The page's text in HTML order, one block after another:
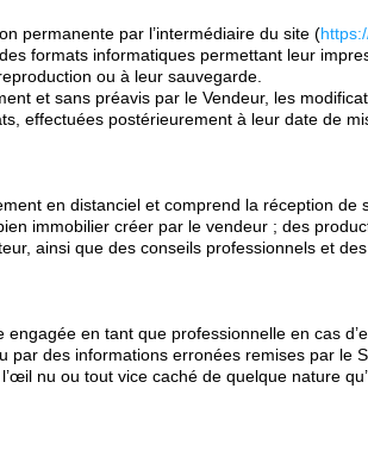
permanente par l’intermédiaire du site (
formats informatiques permettant leur
ou à leur sauvegarde.
et sans préavis par le Vendeur, les
effectuées postérieurement à leur date de
en distanciel et comprend la réception de
immobilier créer par le vendeur ; des
ainsi que des conseils professionnels et
en tant que professionnelle en cas
par des informations erronées remises par le
nu ou tout vice caché de quelque nature